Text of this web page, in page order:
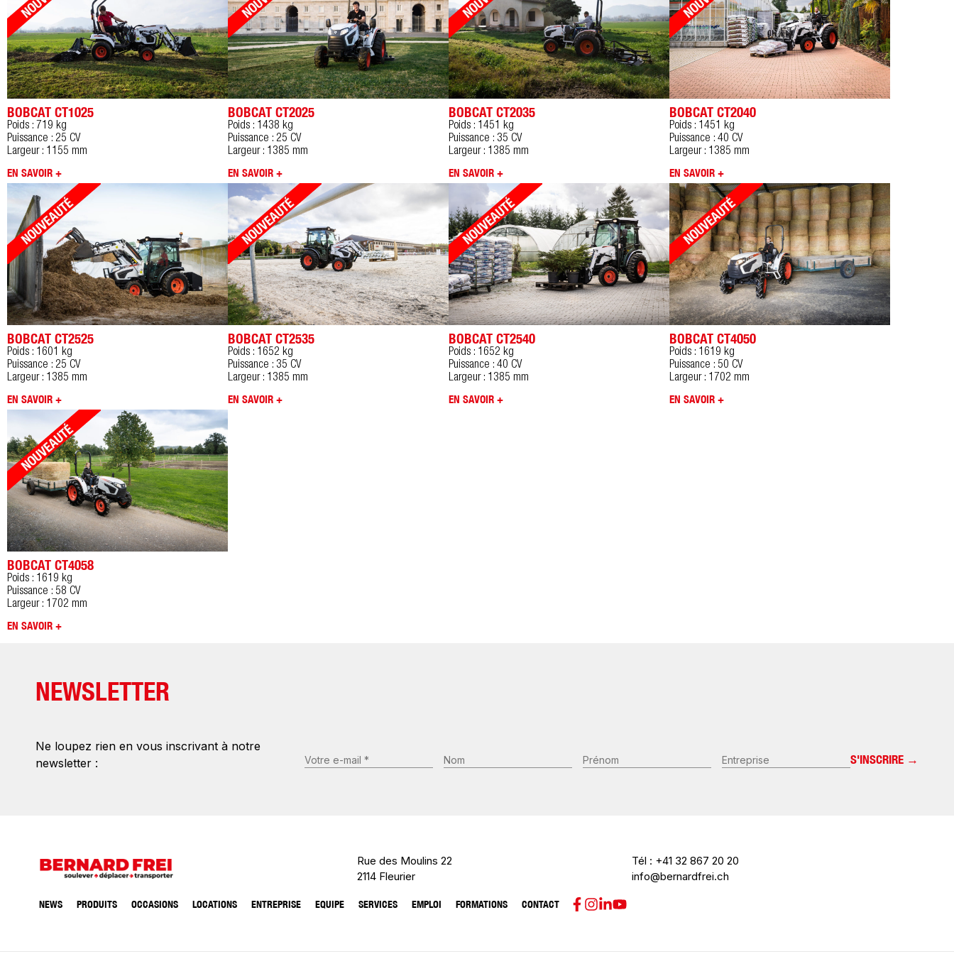
BOBCAT CT1025
Poids : 719 kg
Puissance : 25 CV
Largeur : 1155 mm
EN SAVOIR +
BOBCAT CT2025
Poids : 1438 kg
Puissance : 25 CV
Largeur : 1385 mm
EN SAVOIR +
BOBCAT CT2035
Poids : 1451 kg
Puissance : 35 CV
Largeur : 1385 mm
EN SAVOIR +
BOBCAT CT2040
Poids : 1451 kg
Puissance : 40 CV
Largeur : 1385 mm
EN SAVOIR +
BOBCAT CT2525
Poids : 1601 kg
Puissance : 25 CV
Largeur : 1385 mm
EN SAVOIR +
BOBCAT CT2535
Poids : 1652 kg
Puissance : 35 CV
Largeur : 1385 mm
EN SAVOIR +
BOBCAT CT2540
Poids : 1652 kg
Puissance : 40 CV
Largeur : 1385 mm
EN SAVOIR +
BOBCAT CT4050
Poids : 1619 kg
Puissance : 50 CV
Largeur : 1702 mm
EN SAVOIR +
BOBCAT CT4058
Poids : 1619 kg
Puissance : 58 CV
Largeur : 1702 mm
EN SAVOIR +
NEWSLETTER
Ne loupez rien en vous inscrivant à notre
newsletter :
E-
mail
Nom
*
Prénom Entreprise
Rue des Moulins 22
2114 Fleurier
Tél : +41 32 867 20 20
info@bernardfrei.ch
NEWS PRODUITS OCCASIONS LOCATIONS ENTREPRISE EQUIPE SERVICES EMPLOI FORMATIONS CONTACT